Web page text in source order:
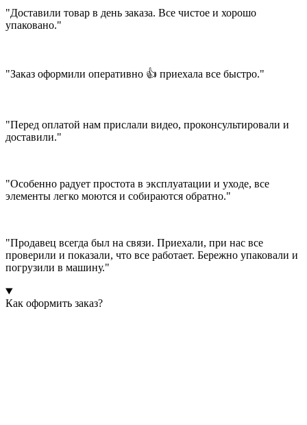
"Доставили товар в день заказа. Все чистое и хорошо
упаковано."
"Заказ оформили оперативно 👍 приехала все быстро."
"Перед оплатой нам прислали видео, проконсультировали и
доставили."
"Особенно радует простота в эксплуатации и уходе, все
элементы легко моются и собираются обратно."
"Продавец всегда был на связи. Приехали, при нас все
проверили и показали, что все работает. Бережно упаковали и
погрузили в машину."
Как оформить заказ?